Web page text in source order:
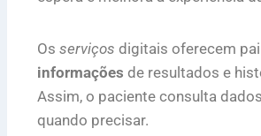
Os serviços digitais oferecem
informações de resultados e
Assim, o paciente consulta
quando precisar.